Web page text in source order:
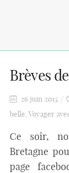
Brèves
26 juin 2015
belle, Voyager
Ce soir,
Bretagne
page